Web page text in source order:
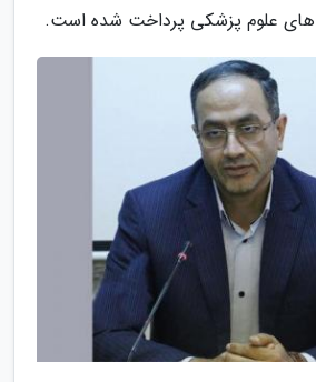
های علوم پزشکی پرداخت شده است.